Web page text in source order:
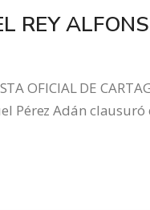
REY
OFICIAL DE
Pérez Adán clausuró